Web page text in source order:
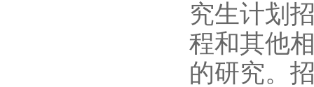
究生计划
程和其他
的研究。